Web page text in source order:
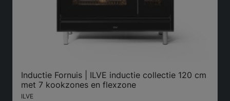
Inductie Fornuis | ILVE inductie collectie 120 cm
met 7 kookzones en flexzone
ILVE